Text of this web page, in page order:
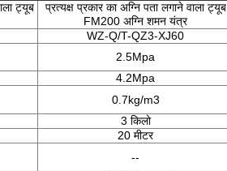
ट्यूब
प्रत्यक्ष प्रकार का अग्नि पता लगाने वाला ट्यूब
FM200 अग्नि शमन यंत्र
WZ-Q/T-QZ3-XJ60
2.5Mpa
4.2Mpa
0.7kg/m3
3 किलो
20 मीटर
--